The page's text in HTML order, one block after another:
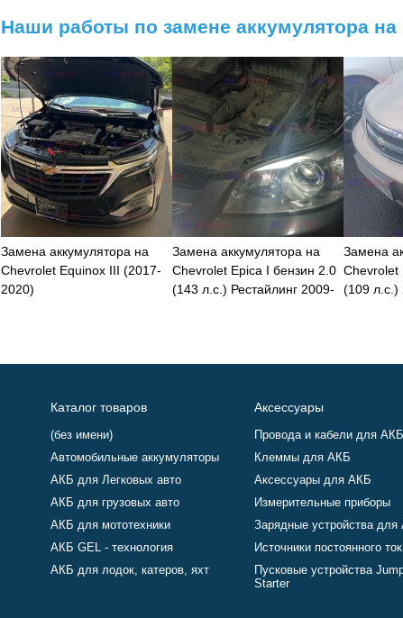
Наши работы по замене аккумулятора на
Замена аккумулятора на
Chevrolet Equinox III (2017-
2020)
Замена аккумулятора на
Chevrolet Epica I бензин 2.0
(143 л.с.) Рестайлинг 2009-
Замена
Chevrolet
(109 л.с.)
Каталог товаров
(без имени)
Автомобильные аккумуляторы
АКБ для Легковых авто
АКБ для грузовых авто
АКБ для мототехники
АКБ GEL - технология
АКБ для лодок, катеров, яхт
Аксессуары
Провода и кабели для АКБ
Клеммы для АКБ
Аксессуары для АКБ
Измерительные приборы
Зарядные устройства для
Источники постоянного
Пусковые устройства
Starter